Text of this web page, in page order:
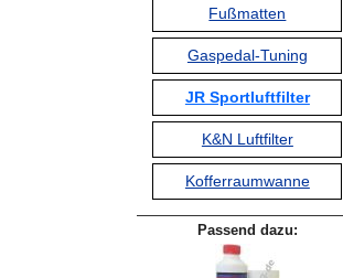
Fußmatten
Gaspedal-Tuning
JR Sportluftfilter
K&N Luftfilter
Kofferraumwanne
Passend dazu: